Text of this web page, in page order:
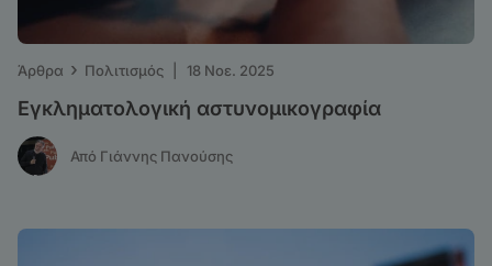
Άρθρα › Πολιτισμός 18 Νοε. 2025
Εγκληματολογική αστυνομικογραφία
Από Γιάννης Πανούσης